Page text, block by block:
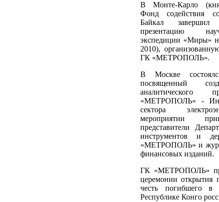
В Монте-Карло
Фонд содействия
Байкал завершил
презентацию
экспедиции «Миры»
2010),
ГК «МЕТРОПОЛЬ».
В Москве
посвященный
аналитического
«МЕТРОПОЛЬ» -
сектора
мероприятии
представители
инструментов и
«МЕТРОПОЛЬ» и
финансовых изданий.
ГК «МЕТРОПОЛЬ»
церемонии открытия
честь погибшего в
Республике Конго